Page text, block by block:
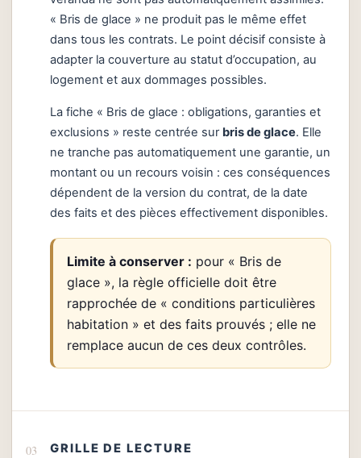
« Bris de glace » ne produit pas le même effet
dans tous les contrats. Le point décisif consiste à
adapter la couverture au statut d’occupation, au
logement et aux dommages possibles.
La fiche « Bris de glace : obligations, garanties et
exclusions » reste centrée sur bris de glace. Elle
ne tranche pas automatiquement une garantie, un
montant ou un recours voisin : ces conséquences
dépendent de la version du contrat, de la date
des faits et des pièces effectivement disponibles.
Limite à conserver : pour « Bris de
glace », la règle officielle doit être
rapprochée de « conditions particulières
habitation » et des faits prouvés ; elle ne
remplace aucun de ces deux contrôles.
GRILLE DE LECTURE